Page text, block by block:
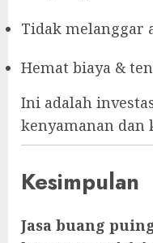
Tidak melanggar
Hemat biaya &
Ini adalah
kenyamanan dan
Kesimpulan
Jasa buang